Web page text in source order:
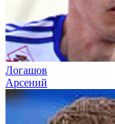
Логашов
Арсений